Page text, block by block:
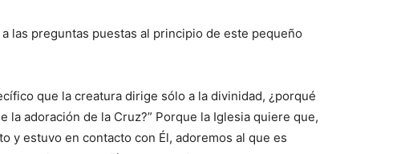
las preguntas puestas al principio de este pequeño
que la creatura dirige sólo a la divinidad, ¿porqué
adoración de la Cruz?” Porque la Iglesia quiere que,
y estuvo en contacto con Él, adoremos al que es